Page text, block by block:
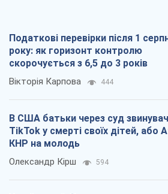
Податкові перевірки після 1
року: як горизонт контролю
скорочується з 6,5 до 3 років
Вікторія Карпова 444
В США батьки через суд
TikTok у смерті своїх дітей, або
КНР на молодь
Олександр Кірш 594